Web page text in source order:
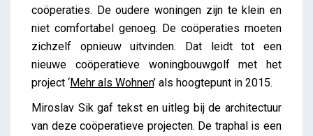
coöperaties. De oudere woningen zijn te klein en
niet comfortabel genoeg. De coöperaties moeten
zichzelf opnieuw uitvinden. Dat leidt tot een
nieuwe coöperatieve woningbouwgolf met het
project ‘Mehr als Wohnen’ als hoogtepunt in 2015.
Miroslav Sik gaf tekst en uitleg bij de architectuur
van deze coöperatieve projecten. De traphal is een